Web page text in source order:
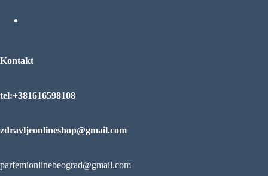
Kontakt
tel:+381616598108
zdravljeonlineshop@gmail.com
parfemionlinebeograd@gmail.com